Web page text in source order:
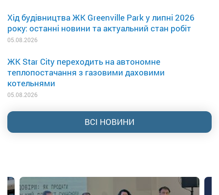
Хід будівництва ЖК Greenville Park у липні 2026
року: останні новини та актуальний стан робіт
05.08.2026
ЖК Star City переходить на автономне
теплопостачання з газовими даховими
котельнями
05.08.2026
ВСІ НОВИНИ